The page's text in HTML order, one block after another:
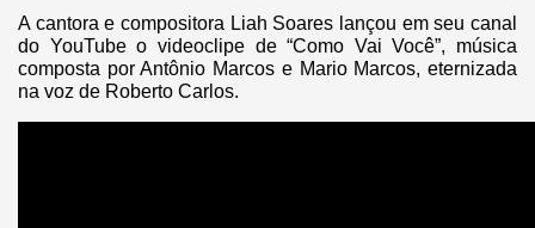
A cantora e compositora Liah Soares lançou em seu canal
do YouTube o videoclipe de “Como Vai Você”, música
composta por Antônio Marcos e Mario Marcos, eternizada
na voz de Roberto Carlos.